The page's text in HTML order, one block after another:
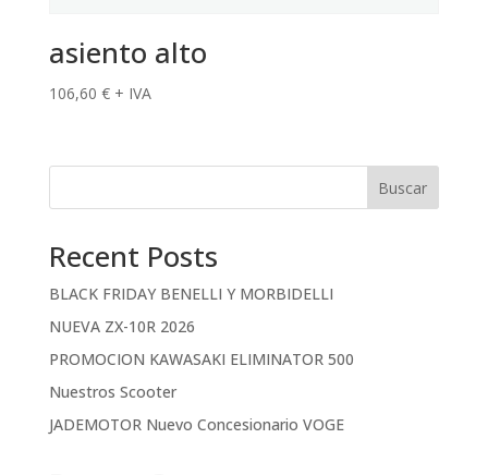
asiento alto
106,60 € + IVA
Buscar
Recent Posts
BLACK FRIDAY BENELLI Y MORBIDELLI
NUEVA ZX-10R 2026
PROMOCION KAWASAKI ELIMINATOR 500
Nuestros Scooter
JADEMOTOR Nuevo Concesionario VOGE